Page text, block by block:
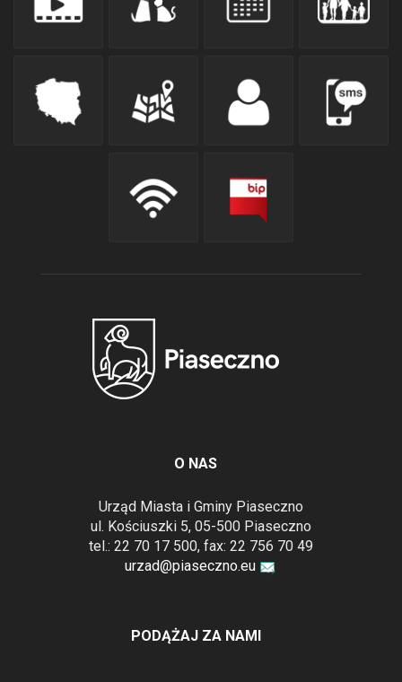
O NAS
Urząd Miasta i Gminy Piaseczno
ul. Kościuszki 5, 05-500 Piaseczno
tel.: 22 70 17 500, fax: 22 756 70 49
urzad@piaseczno.eu
PODĄŻAJ ZA NAMI